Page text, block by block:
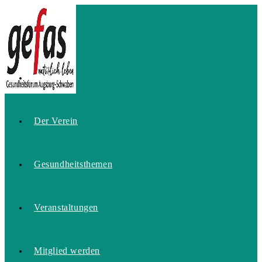
Inhalt
springen
Home
Der Verein
Gesundheitsthemen
Veranstaltungen
Mitglied werden